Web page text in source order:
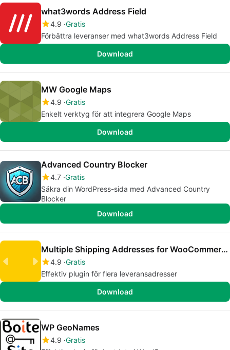
what3words Address Field
4.9 Gratis
Förbättra leveranser med what3words Address Field
Download
MW Google Maps
4.9 Gratis
Enkelt verktyg för att integrera Google Maps
Download
Advanced Country Blocker
4.7 Gratis
Säkra din WordPress-sida med Advanced Country
Blocker
Download
Multiple Shipping Addresses for WooCommerce Address Book
4.9 Gratis
Effektiv plugin för flera leveransadresser
Download
WP GeoNames
4.9 Gratis